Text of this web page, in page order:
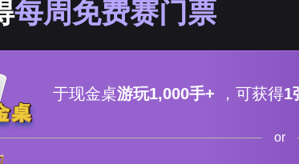
每周免费赛门票
于现金桌游玩1,000手+ ，可获得1
or